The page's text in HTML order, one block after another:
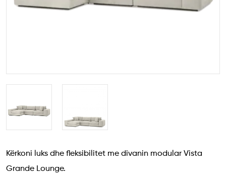
Kërkoni luks dhe fleksibilitet me divanin modular Vista
Grande Lounge.